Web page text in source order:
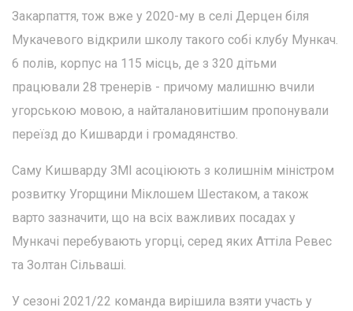
Закарпаття, тож вже у 2020-му в селі Дерцен біля
Мукачевого відкрили школу такого собі клубу Мункач.
6 полів, корпус на 115 місць, де з 320 дітьми
працювали 28 тренерів - причому малишню вчили
угорською мовою, а найталановитішим пропонували
переїзд до Кишварди і громадянство.
Саму Кишварду ЗМІ асоціюють з колишнім міністром
розвитку Угорщини Міклошем Шестаком, а також
варто зазначити, що на всіх важливих посадах у
Мункачі перебувають угорці, серед яких Аттіла Ревес
та Золтан Сільваші.
У сезоні 2021/22 команда вирішила взяти участь у